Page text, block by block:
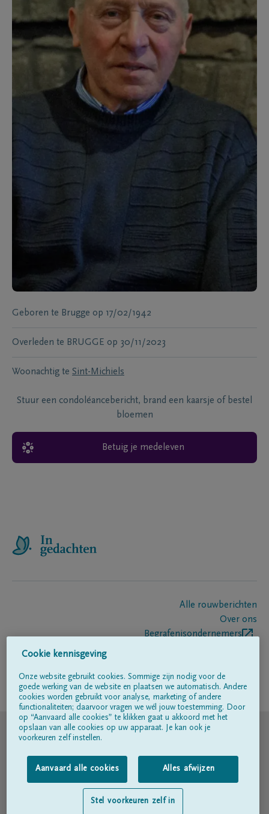
Geboren te Brugge op 17/02/1942
Overleden te BRUGGE op 30/11/2023
Woonachtig te Sint-Michiels
Stuur een condoléancebericht, brand een kaarsje of bestel
bloemen
Betuig je medeleven
Alle rouwberichten
Over ons
Begrafenisondernemers
Volg ons op
© DELA
Gebruiksvoorwaarden
Privacyverklaring
Toegankelijkheidsverklaring
Cookie kennisgeving
Onze website gebruikt cookies. Sommige zijn nodig voor de
goede werking van de website en plaatsen we automatisch. Andere
cookies worden gebruikt voor analyse, marketing of andere
functionaliteiten; daarvoor vragen we wél jouw toestemming. Door
op “Aanvaard alle cookies” te klikken gaat u akkoord met het
opslaan van alle cookies op uw apparaat. Je kan ook je
voorkeuren zelf instellen.
Aanvaard alle cookies Alles afwijzen
Stel voorkeuren zelf in